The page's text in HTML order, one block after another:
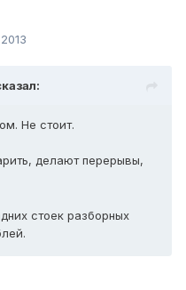
Не стоит.
делают перерывы,
стоек разборных